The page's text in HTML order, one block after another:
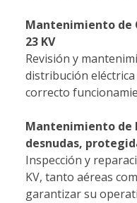
Mantenimiento de
23 KV
Revisión y
distribución
correcto
Mantenimiento de
desnudas,
Inspección y
KV, tanto aéreas
garantizar su